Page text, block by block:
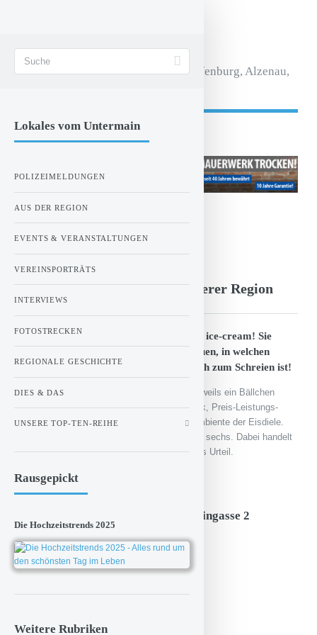
STADT AKTIVMagazin für Aschaffenburg, Alzenau,
- Anzeige -
ZUR STARTSEITE
Montag, 23.06.2014 00:00 Uhr
Der große Eisdielentest in unserer Region
I scream, you scream we all scream for ice-cream! Sie
auch? Dann sollten Sie sich hier anschauen, in welchen
Eisdielen unserer Region das Eis wirklich zum Schreien ist!
Um die Eisdielen zu vergleichen, habe ich jeweils ein Bällchen
Vanille-Eis getestet und zwar auf Geschmack, Preis-Leistungs-
Verhältnis, Konsistenz sowie Service und Ambiente der Eisdiele.
Bewertungseinheiten sind Noten von eins bis sechs. Dabei handelt
es sich allerdings stets um mein persönliches Urteil.
Eis-Kaiser, Seligenstadt, Große Maingasse 2
Preis pro Bällchen: 0,80 €
Preis-Leistungs-Verhältnis: 2
Konsistenz: 2
Lokales vom Untermain
POLIZEIMELDUNGEN
AUS DER REGION
EVENTS & VERANSTALTUNGEN
VEREINSPORTRÄTS
INTERVIEWS
FOTOSTRECKEN
REGIONALE GESCHICHTE
DIES & DAS
UNSERE TOP-TEN-REIHE
Rausgepickt
Die Hochzeitstrends 2025
Weitere Rubriken